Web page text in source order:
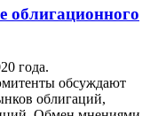
облигационного
года.
обсуждают
облигаций,